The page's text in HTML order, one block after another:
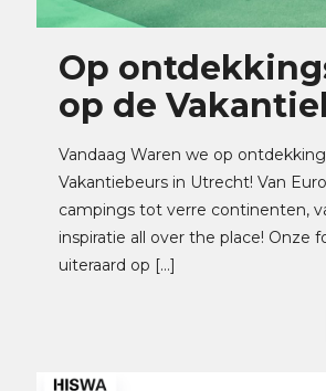
Op
op de
Vandaag Waren we op
Vakantiebeurs in Utrecht! Van
campings tot verre continenten,
inspiratie all over the place! Onze
uiteraard op […]